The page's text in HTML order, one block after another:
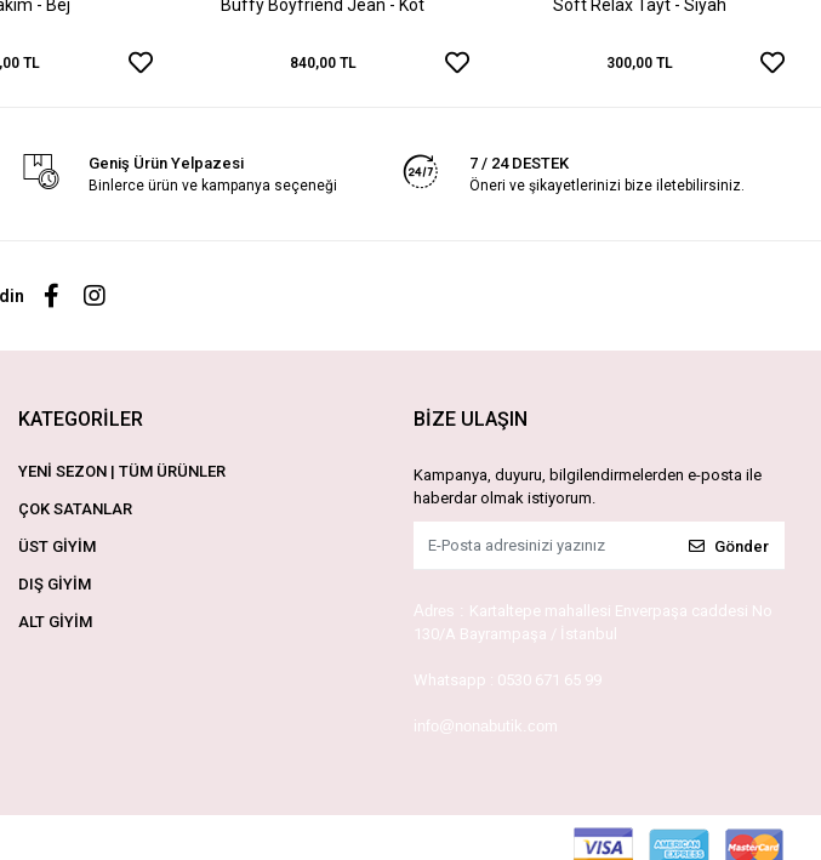
- Bej
TL
Buffy Boyfriend Jean - Kot
840,00 TL
Soft Relax Tayt - Siyah
300,00 TL
Geniş Ürün Yelpazesi
Binlerce ürün ve kampanya seçeneği
7 / 24 DESTEK
Öneri ve şikayetlerinizi bize iletebilirsiniz.
KATEGORİLER
YENİ SEZON | TÜM ÜRÜNLER
ÇOK SATANLAR
ÜST GİYİM
DIŞ GİYİM
ALT GİYİM
BİZE ULAŞIN
Kampanya, duyuru, bilgilendirmelerden e-posta ile
haberdar olmak istiyorum.
Gönder
Adres : Kartaltepe mahallesi Enverpaşa caddesi No
130/A Bayrampaşa / İstanbul
Whatsapp : 0530 671 65 99
info@nonabutik.com